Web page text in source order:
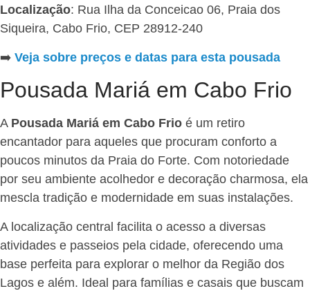
Localização: Rua Ilha da Conceicao 06, Praia dos
Siqueira, Cabo Frio, CEP 28912-240
➡️ Veja sobre preços e datas para esta pousada
Pousada Mariá em Cabo Frio
A Pousada Mariá em Cabo Frio é um retiro
encantador para aqueles que procuram conforto a
poucos minutos da Praia do Forte. Com notoriedade
por seu ambiente acolhedor e decoração charmosa, ela
mescla tradição e modernidade em suas instalações.
A localização central facilita o acesso a diversas
atividades e passeios pela cidade, oferecendo uma
base perfeita para explorar o melhor da Região dos
Lagos e além. Ideal para famílias e casais que buscam